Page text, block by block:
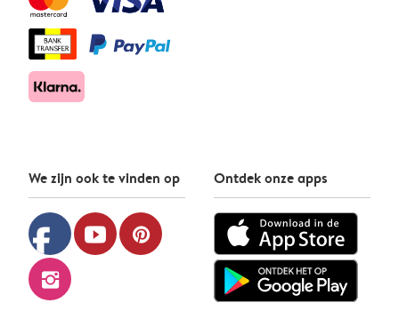
We zijn ook te vinden op
facebook youtube pinterest
instagram
Ontdek onze apps